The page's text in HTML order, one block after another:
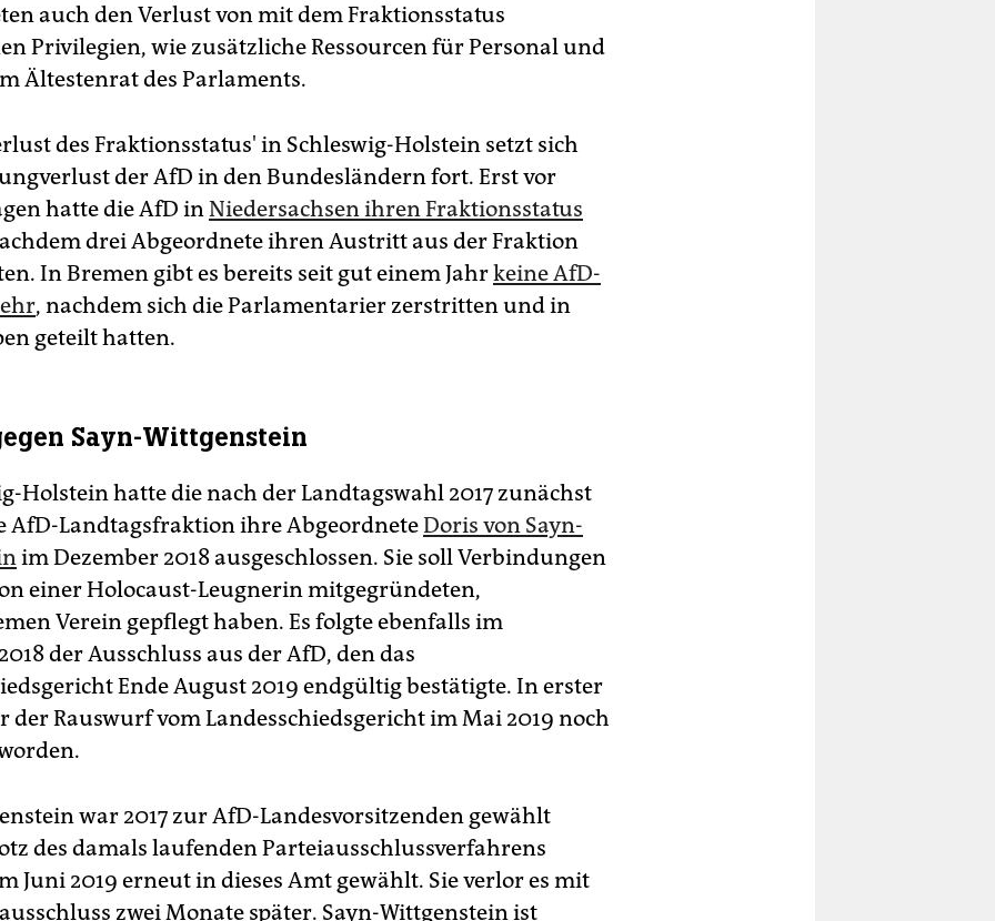
auch den Verlust von mit dem Fraktionsstatus
Privilegien, wie zusätzliche Ressourcen für Personal und
Ältestenrat des Parlaments.
des Fraktionsstatus' in Schleswig-Holstein setzt sich
der AfD in den Bundesländern fort. Erst vor
hatte die AfD inNiedersachsen ihren Fraktionsstatus
drei Abgeordnete ihren Austritt aus der Fraktion
In Bremen gibt es bereits seit gut einem Jahrkeine AfD-
, nachdem sich die Parlamentarier zerstritten und in
geteilt hatten.
Sayn-Wittgenstein
Holstein hatte die nach der Landtagswahl 2017 zunächst
AfD-Landtagsfraktion ihre AbgeordneteDoris von Sayn-
im Dezember 2018 ausgeschlossen. Sie soll Verbindungen
einer Holocaust-Leugnerin mitgegründeten,
Verein gepflegt haben. Es folgte ebenfalls im
der Ausschluss aus der AfD, den das
Ende August 2019 endgültig bestätigte. In erster
der Rauswurf vom Landesschiedsgericht im Mai 2019 noch
war 2017 zur AfD-Landesvorsitzenden gewählt
des damals laufenden Parteiausschlussverfahrens
Juni 2019 erneut in dieses Amt gewählt. Sie verlor es mit
zwei Monate später. Sayn-Wittgenstein ist